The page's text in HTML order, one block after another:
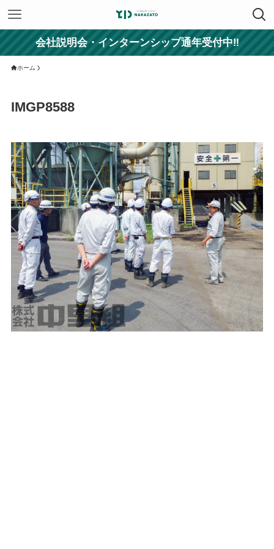
会社説明会・インターンシップ通年受付中‼
ホーム
IMGP8588